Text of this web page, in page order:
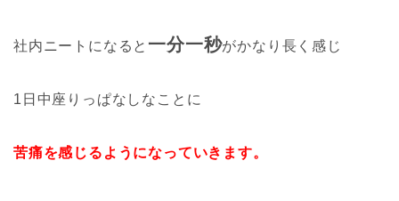
社内ニートになると 一分一秒がかなり長く感じ
1日中座りっぱなしなことに
苦痛を感じるようになっていきます。